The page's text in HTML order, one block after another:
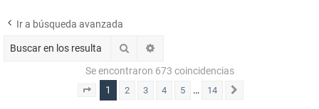
Ir a búsqueda avanzada
Buscar
Se encontraron 673 coincidencias
Página 1de 14
1 2 3 4 5 … 14